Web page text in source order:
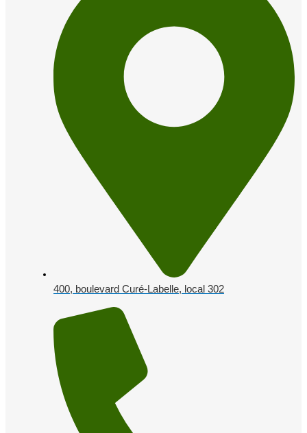
400, boulevard Curé-Labelle, local 302